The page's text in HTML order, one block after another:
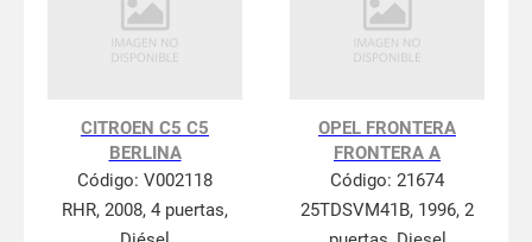
CITROEN C5 C5
BERLINA
Código: V002118
RHR, 2008, 4 puertas,
OPEL FRONTERA
FRONTERA A
Código: 21674
25TDSVM41B, 1996, 2